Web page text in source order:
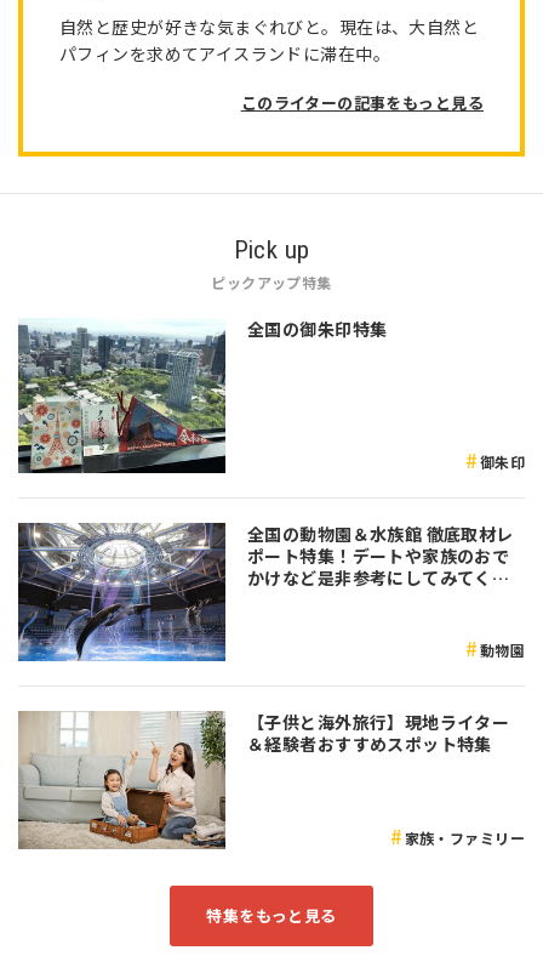
自然と歴史が好きな気まぐれびと。現在は、大自然と
パフィンを求めてアイスランドに滞在中。
このライターの記事をもっと見る
Pick up
ピックアップ特集
全国の御朱印特集
御朱印
全国の動物園＆水族館 徹底取材レ
ポート特集！デートや家族のおで
かけなど是非参考にしてみてくだ
動物園
【子供と海外旅行】現地ライター
＆経験者おすすめスポット特集
家族・ファミリー
特集をもっと見る